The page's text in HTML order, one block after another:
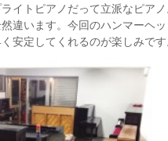
イトピアノだって立派なピアノ
違います。今回のハンマーヘ
安定してくれるのが楽しみです